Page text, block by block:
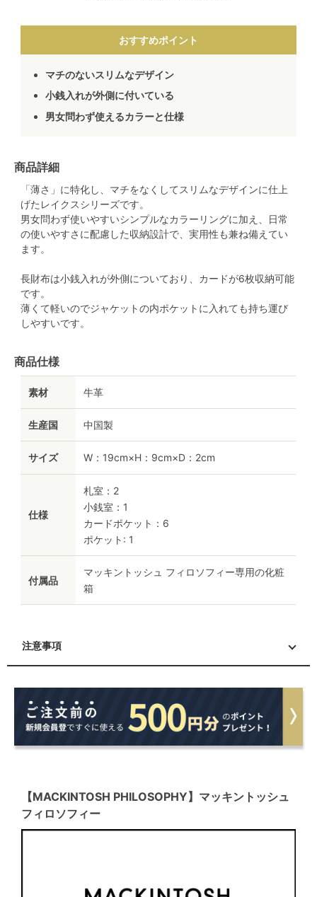
おすすめポイント
マチのないスリムなデザイン
小銭入れが外側に付いている
男女問わず使えるカラーと仕様
商品詳細
「薄さ」に特化し、マチをなくしてスリムなデザインに仕上
げたレイクスシリーズです。
男女問わず使いやすいシンプルなカラーリングに加え、日常
の使いやすさに配慮した収納設計で、実用性も兼ね備えてい
ます。
長財布は小銭入れが外側についており、カードが6枚収納可能
です。
薄くて軽いのでジャケットの内ポケットに入れても持ち運び
しやすいです。
商品仕様
素材 牛革
生産国 中国製
サイズ W：19cm×H：9cm×D：2cm
仕様
札室：2
小銭室：1
カードポケット：6
ポケット: 1
付属品
マッキントッシュ フィロソフィー専用の化粧
箱
注意事項
【MACKINTOSH PHILOSOPHY】マッキントッシュ
フィロソフィー